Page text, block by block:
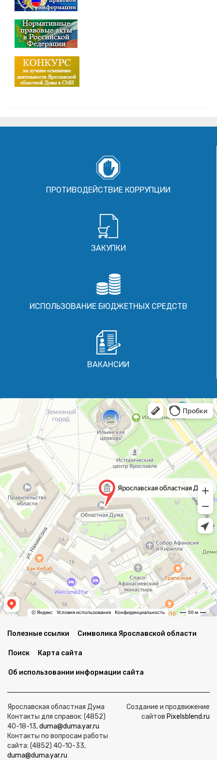
ПРОТИВОДЕЙСТВИЕ КОРРУПЦИИ
ЗАКУПКИ
ИСПОЛЬЗОВАНИЕ БЮДЖЕТНЫХ СРЕДСТВ
ВАКАНСИИ
Полезные ссылки Символика Ярославской области
Поиск Карта сайта
Об использовании информации сайта
Ярославская областная Дума
Контакты для справок: (4852)
40-18-13,duma@duma.yar.ru
Контакты по вопросам работы
сайта: (4852) 40-10-33,
duma@duma.yar.ru
Создание и продвижение
сайтов Pixelsblend.ru